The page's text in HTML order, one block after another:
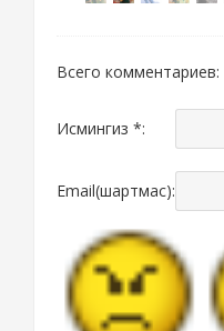
Всего комментариев:
Исмингиз *:
Email(шартмас):